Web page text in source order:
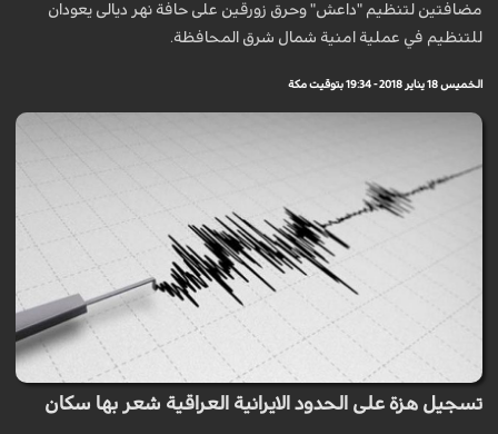
مضافتين لتنظيم "داعش" وحرق زورقين على حافة نهر ديالى يعودان
للتنظيم في عملية امنية شمال شرق المحافظة.
الخميس 18 يناير 2018 - 19:34 بتوقيت مكة
تسجيل هزة على الحدود الايرانية العراقية شعر بها سكان